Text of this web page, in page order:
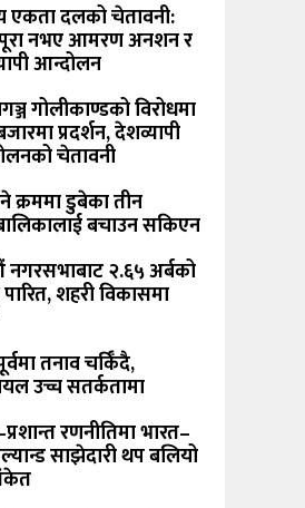
एकता दलको चेतावनी:
नभए आमरण अनशन र
आन्दोलन
गोलीकाण्डको विरोधमा
प्रदर्शन, देशव्यापी
चेतावनी
क्रममा डुबेका तीन
बचाउन सकिएन
२.६५ अर्बको
शहरी विकासमा
तनाव चर्किँदै,
उच्च सतर्कतामा
रणनीतिमा भारत–
साझेदारी थप बलियो